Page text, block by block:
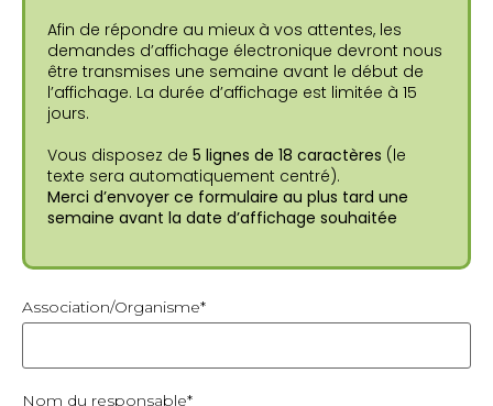
Afin de répondre au mieux à vos attentes, les
demandes d’affichage électronique devront nous
être transmises une semaine avant le début de
l’affichage. La durée d’affichage est limitée à 15
jours.
Vous disposez de 5 lignes de 18 caractères (le
texte sera automatiquement centré).
Merci d’envoyer ce formulaire au plus tard une
semaine avant la date d’affichage souhaitée
Association/Organisme*
Nom du responsable*